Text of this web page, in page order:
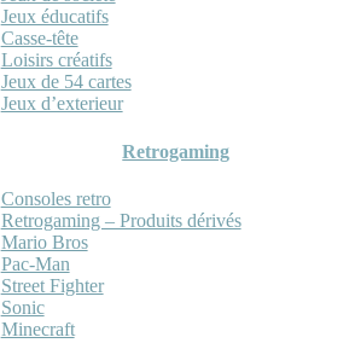
Jeux éducatifs
Casse-tête
Loisirs créatifs
Jeux de 54 cartes
Jeux d’exterieur
Retrogaming
Consoles retro
Retrogaming – Produits dérivés
Mario Bros
Pac-Man
Street Fighter
Sonic
Minecraft